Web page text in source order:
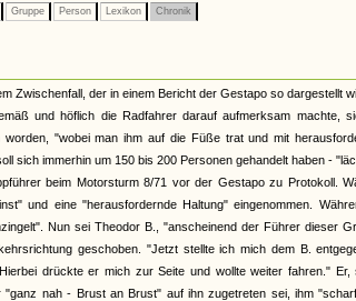
Gruppe Person Lexikon Chronik
Zwischenfall, der in einem Bericht der Gestapo so dargestellt
und höflich die Radfahrer darauf aufmerksam machte,
"wobei man ihm auf die Füße trat und mit
sich immerhin um 150 bis 200 Personen gehandelt haben -
beim Motorsturm 8/71 vor der Gestapo zu Protokoll.
und eine "herausfordernde Haltung" eingenommen.
Nun sei Theodor B., "anscheinend der Führer dieser
geschoben. "Jetzt stellte ich mich dem B.
drückte er mich zur Seite und wollte weiter fahren." Er,
nah - Brust an Brust" auf ihn zugetreten sei, ihm